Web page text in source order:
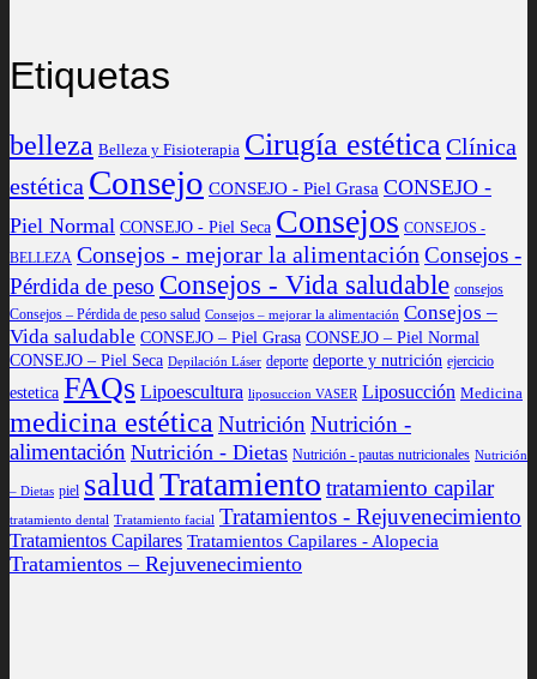
Etiquetas
belleza Belleza y Fisioterapia Cirugía estética Clínica
estética Consejo CONSEJO - Piel Grasa CONSEJO -
Piel Normal CONSEJO - Piel Seca Consejos CONSEJOS -
BELLEZA Consejos - mejorar la alimentación Consejos -
Pérdida de peso Consejos - Vida saludable consejos
Consejos – Pérdida de peso salud Consejos – mejorar la alimentación Consejos –
Vida saludable CONSEJO – Piel Grasa CONSEJO – Piel Normal
CONSEJO – Piel Seca Depilación Láser deporte deporte y nutrición ejercicio
estetica FAQs Lipoescultura liposuccion VASER Liposucción Medicina
medicina estética Nutrición Nutrición -
alimentación Nutrición - Dietas Nutrición - pautas nutricionales Nutrición
– Dietas piel salud Tratamiento tratamiento capilar
tratamiento dental Tratamiento facial Tratamientos - Rejuvenecimiento
Tratamientos Capilares Tratamientos Capilares - Alopecia
Tratamientos – Rejuvenecimiento